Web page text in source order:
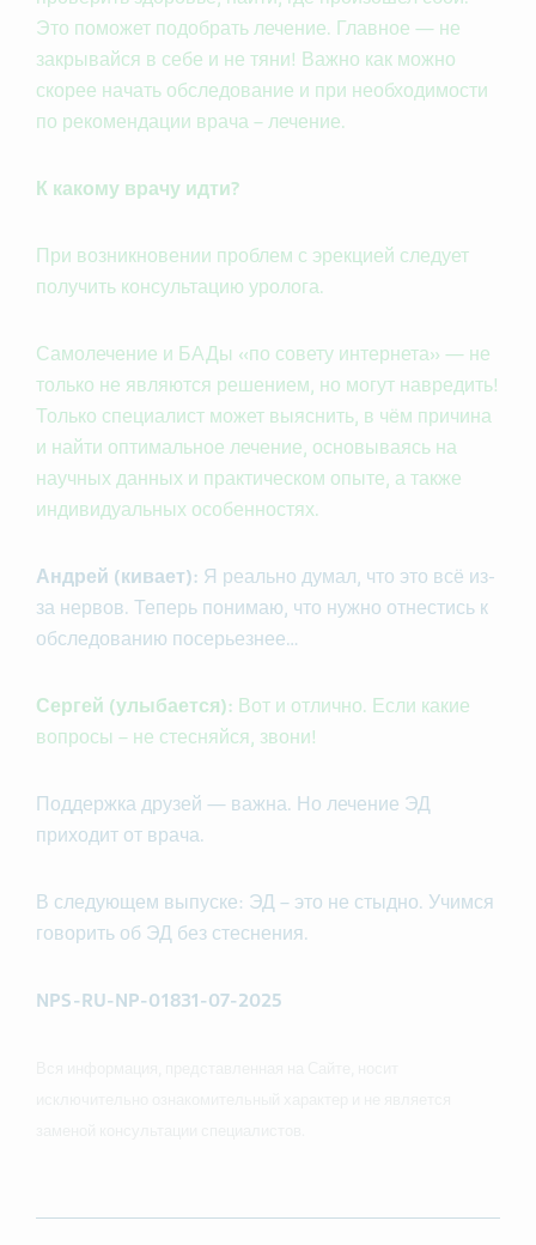
Это поможет подобрать лечение. Главное — не
закрывайся в себе и не тяни! Важно как можно
скорее начать обследование и при необходимости
по рекомендации врача – лечение.
К какому врачу идти?
При возникновении проблем с эрекцией следует
получить консультацию уролога.
Самолечение и БАДы «по совету интернета» — не
только не являются решением, но могут навредить!
Только специалист может выяснить, в чём причина
и найти оптимальное лечение, основываясь на
научных данных и практическом опыте, а также
индивидуальных особенностях.
Андрей (кивает): Я реально думал, что это всё из-
за нервов. Теперь понимаю, что нужно отнестись к
обследованию посерьезнее…
Сергей (улыбается): Вот и отлично. Если какие
вопросы – не стесняйся, звони!
Поддержка друзей — важна. Но лечение ЭД
приходит от врача.
В следующем выпуске: ЭД – это не стыдно. Учимся
говорить об ЭД без стеснения.
NPS-RU-NP-01831-07-2025